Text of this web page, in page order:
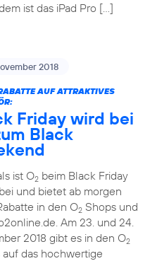
ist das iPad Pro […]
2018
AUF ATTRAKTIVES
Friday wird bei
Black
ist O2beim Black Friday
und bietet ab morgen
in den O2Shops und
Am 23. und 24.
2018 gibt es in den O2
auf das hochwertige